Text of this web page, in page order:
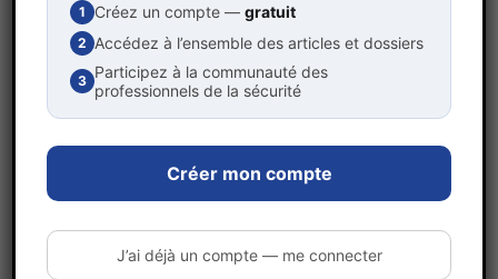
À LA UNE
Confidences entre deux rondes
par SEGUIN franck 6 février 2026
1 Créez un compte —gratuit
2 Accédez à l’ensemble des articles et dossiers
3 Participez à la communauté des
professionnels de la sécurité
Créer mon compte
J’ai déjà un compte — me connecter